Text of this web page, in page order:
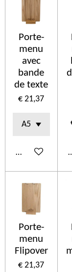
Porte-
menu
avec
bande
de texte
€ 21,37
In winkelwagen
Porte-
menu
Flipover
€ 21,37